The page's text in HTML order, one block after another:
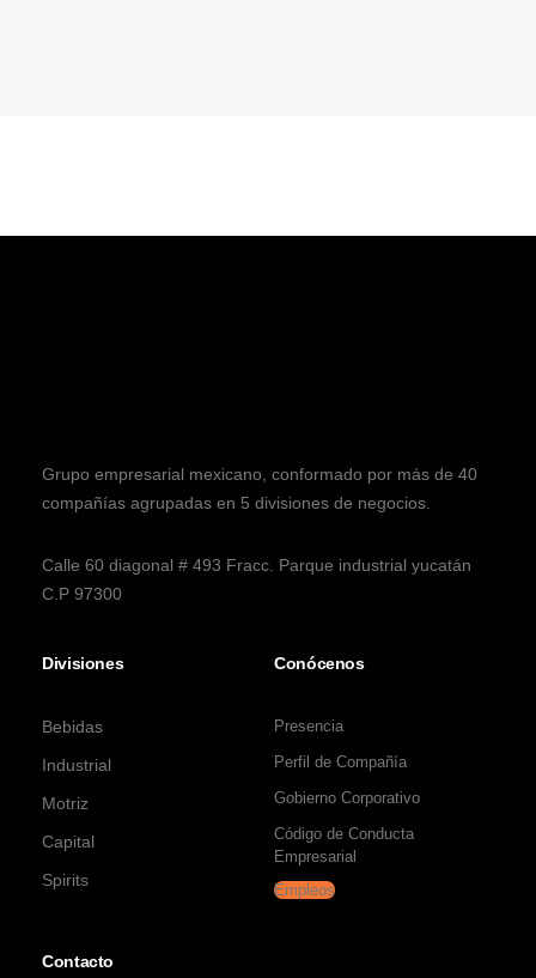
Grupo empresarial mexicano, conformado por más de 40
compañías agrupadas en 5 divisiones de negocios.
Calle 60 diagonal # 493 Fracc. Parque industrial yucatán
C.P 97300
Divisiones
Bebidas
Industrial
Motriz
Capital
Spirits
Conócenos
Presencia
Perfil de Compañía
Gobierno Corporativo
Código de Conducta
Empresarial
Empleos
Contacto